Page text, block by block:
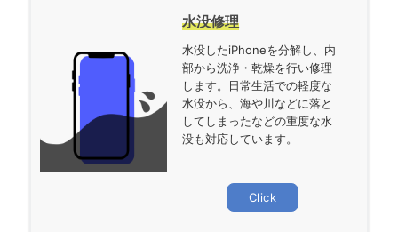
水没修理
水没したiPhoneを分解し、内
部から洗浄・乾燥を行い修理
します。日常生活での軽度な
水没から、海や川などに落と
してしまったなどの重度な水
没も対応しています。
Click